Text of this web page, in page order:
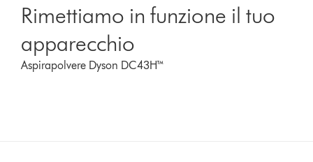
Rimettiamo in funzione il tuo
apparecchio
Aspirapolvere Dyson DC43H™